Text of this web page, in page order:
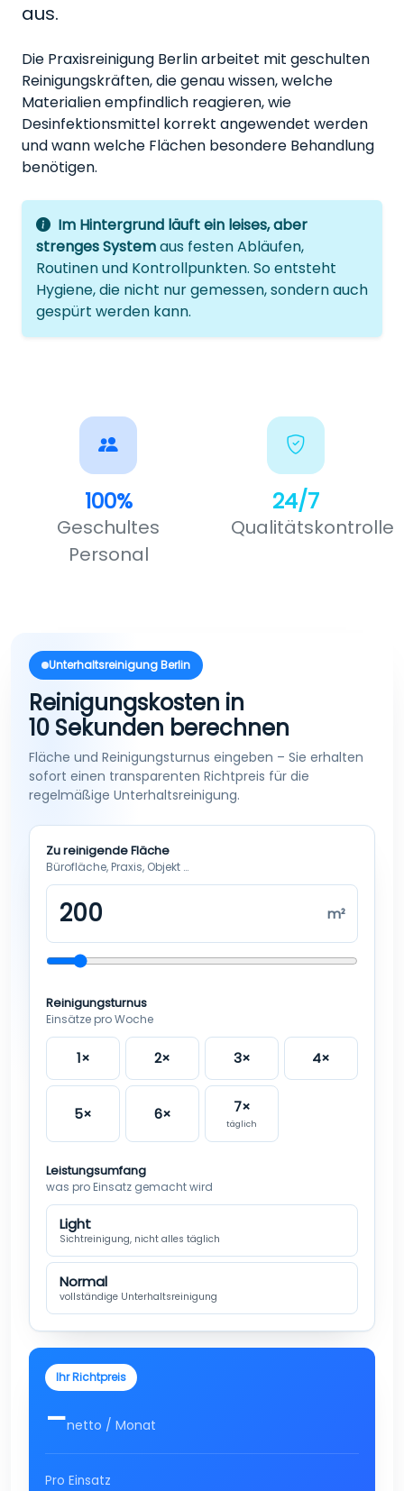
aus.
Die Praxisreinigung Berlin arbeitet mit geschulten
Reinigungskräften, die genau wissen, welche
Materialien empfindlich reagieren, wie
Desinfektionsmittel korrekt angewendet werden
und wann welche Flächen besondere Behandlung
benötigen.
Im Hintergrund läuft ein leises, aber
strenges Systemaus festen Abläufen,
Routinen und Kontrollpunkten. So entsteht
Hygiene, die nicht nur gemessen, sondern auch
gespürt werden kann.
100%
Geschultes
Personal
24/7
Qualitätskontrolle
Unterhaltsreinigung Berlin
Reinigungskosten in
10 Sekunden berechnen
Fläche und Reinigungsturnus eingeben – Sie erhalten
sofort einen transparenten Richtpreis für die
regelmäßige Unterhaltsreinigung.
Zu reinigende Fläche
Bürofläche, Praxis, Objekt …
m²
Reinigungsturnus
Einsätze pro Woche
1× 2× 3× 4×
5× 6× 7×
täglich
Leistungsumfang
was pro Einsatz gemacht wird
Light
Sichtreinigung, nicht alles täglich
Normal
vollständige Unterhaltsreinigung
Ihr Richtpreis
–netto / Monat
Pro Einsatz